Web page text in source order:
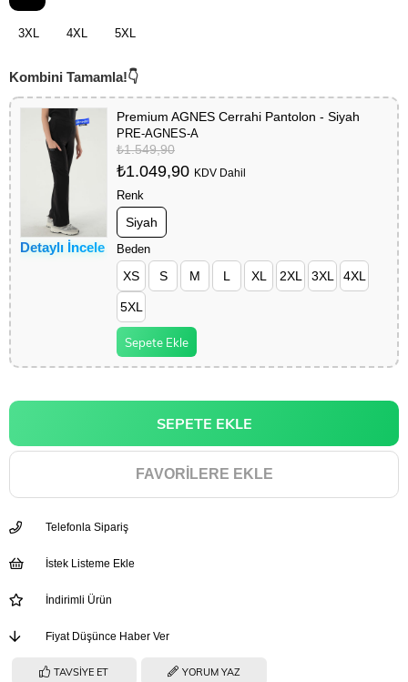
3XL 4XL 5XL
Detaylı İncele
Premium AGNES Cerrahi Pantolon - Siyah
PRE-AGNES-A
₺1.549,90
₺1.049,90 KDV Dahil
Renk
Siyah
Beden
XS S M L XL 2XL 3XL 4XL
5XL
Sepete Ekle
FAVORILERE EKLE
Telefonla Sipariş
İstek Listeme Ekle
İndirimli Ürün
Fiyat Düşünce Haber Ver
TAVSIYE ET YORUM YAZ